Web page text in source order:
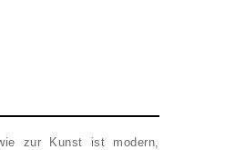
zur Kunst ist modern,